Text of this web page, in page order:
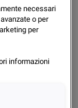
necessari
o per
per
informazioni